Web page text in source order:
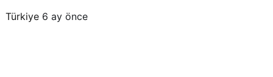
Türkiye 6 ay önce